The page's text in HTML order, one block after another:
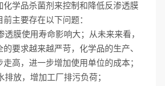
化学品杀菌剂来控制和降低反渗透膜
主要存在以下问题：
膜使用寿命影响大；从未来来看，
要求越来越严苛，化学品的生产、
高，进一步增加使用单位的成本；
放，增加工厂排污负荷；